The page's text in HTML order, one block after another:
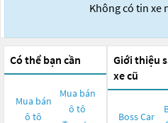
Không có tin xe
Có thể bạn cần
Mua bán
ô tô
Mua bán
ô tô
Giới thiệu
xe cũ
Boss Car